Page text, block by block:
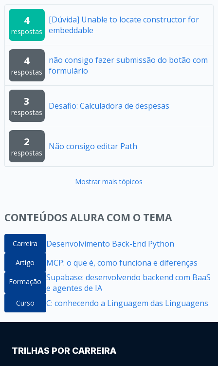
4
respostas
[Dúvida] Unable to locate constructor for
embeddable
4
respostas
não consigo fazer submissão do botão com
formulário
3
respostas
Desafio: Calculadora de despesas
2
respostas
Não consigo editar Path
Mostrar mais tópicos
CONTEÚDOS ALURA COM O TEMA
Carreira Desenvolvimento Back-End Python
Artigo MCP: o que é, como funciona e diferenças
Formação Supabase: desenvolvendo backend com BaaS
e agentes de IA
Curso C: conhecendo a Linguagem das Linguagens
TRILHAS POR CARREIRA